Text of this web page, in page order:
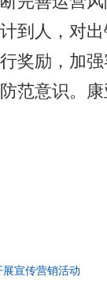
到人，对
奖励，加
范意识。
宣传营销活动